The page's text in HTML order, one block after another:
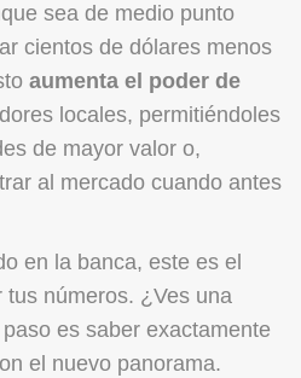
sea de medio punto
cientos de dólares menos
aumenta el poder de
locales, permitiéndoles
de mayor valor o,
al mercado cuando antes
en la banca, este es el
números. ¿Ves una
es saber exactamente
el nuevo panorama.